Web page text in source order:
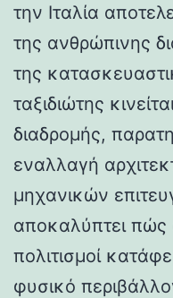
την Ιταλία
της ανθρώπινης
της
ταξιδιώτης
διαδρομής,
εναλλαγή
μηχανικών
αποκαλύπτει πώς
πολιτισμοί
φυσικό